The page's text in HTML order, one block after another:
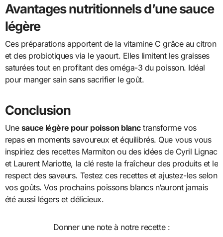
Avantages nutritionnels d’une sauce
légère
Ces préparations apportent de la vitamine C grâce au citron
et des probiotiques via le yaourt. Elles limitent les graisses
saturées tout en profitant des oméga-3 du poisson. Idéal
pour manger sain sans sacrifier le goût.
Conclusion
Une sauce légère pour poisson blanctransforme vos
repas en moments savoureux et équilibrés. Que vous vous
inspiriez des recettes Marmiton ou des idées de Cyril Lignac
et Laurent Mariotte, la clé reste la fraîcheur des produits et le
respect des saveurs. Testez ces recettes et ajustez-les selon
vos goûts. Vos prochains poissons blancs n’auront jamais
été aussi légers et délicieux.
Donner une note à notre recette :